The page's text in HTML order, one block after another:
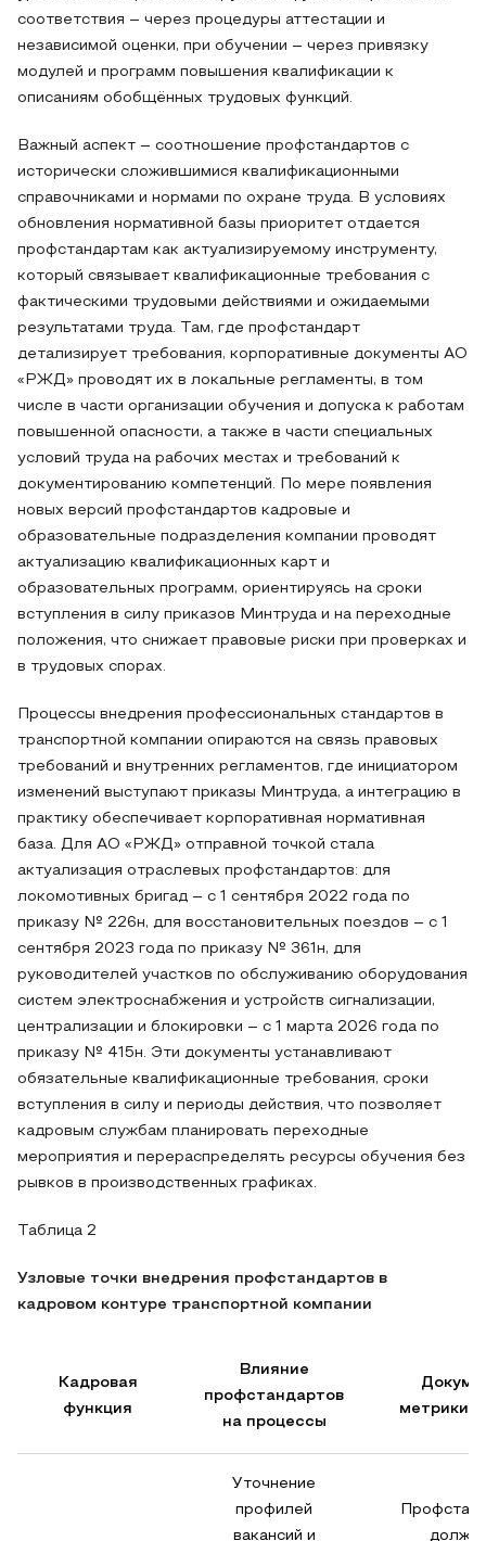
соответствия – через процедуры аттестации и
независимой оценки, при обучении – через привязку
модулей и программ повышения квалификации к
описаниям обобщённых трудовых функций.
Важный аспект – соотношение профстандартов с
исторически сложившимися квалификационными
справочниками и нормами по охране труда. В условиях
обновления нормативной базы приоритет отдается
профстандартам как актуализируемому инструменту,
который связывает квалификационные требования с
фактическими трудовыми действиями и ожидаемыми
результатами труда. Там, где профстандарт
детализирует требования, корпоративные документы АО
«РЖД» проводят их в локальные регламенты, в том
числе в части организации обучения и допуска к работам
повышенной опасности, а также в части специальных
условий труда на рабочих местах и требований к
документированию компетенций. По мере появления
новых версий профстандартов кадровые и
образовательные подразделения компании проводят
актуализацию квалификационных карт и
образовательных программ, ориентируясь на сроки
вступления в силу приказов Минтруда и на переходные
положения, что снижает правовые риски при проверках и
в трудовых спорах.
Процессы внедрения профессиональных стандартов в
транспортной компании опираются на связь правовых
требований и внутренних регламентов, где инициатором
изменений выступают приказы Минтруда, а интеграцию в
практику обеспечивает корпоративная нормативная
база. Для АО «РЖД» отправной точкой стала
актуализация отраслевых профстандартов: для
локомотивных бригад – с 1 сентября 2022 года по
приказу № 226н, для восстановительных поездов – с 1
сентября 2023 года по приказу № 361н, для
руководителей участков по обслуживанию оборудования
систем электроснабжения и устройств сигнализации,
централизации и блокировки – с 1 марта 2026 года по
приказу № 415н. Эти документы устанавливают
обязательные квалификационные требования, сроки
вступления в силу и периоды действия, что позволяет
кадровым службам планировать переходные
мероприятия и перераспределять ресурсы обучения без
рывков в производственных графиках.
Таблица 2
Узловые точки внедрения профстандартов в
кадровом контуре транспортной компании
Кадровая
функция
Влияние
профстандартов
на процессы
метрики
Уточнение
профилей
вакансий и